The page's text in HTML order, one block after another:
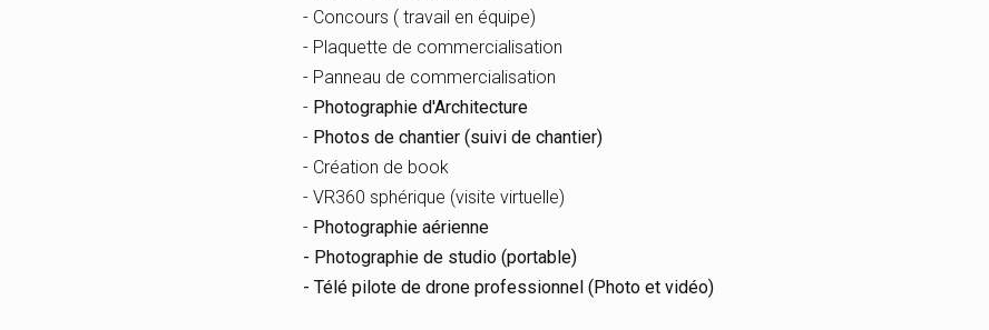
- Concours ( travail en équipe)
- Plaquette de commercialisation
- Panneau de commercialisation
- Photographie d'Architecture
- Photos de chantier (suivi de chantier)
- Création de book
- VR360 sphérique (visite virtuelle)
- Photographie aérienne
- Photographie de studio (portable)
- Télé pilote de drone professionnel (Photo et vidéo)